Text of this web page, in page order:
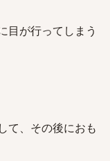
目が行ってしまう
て、その後におも